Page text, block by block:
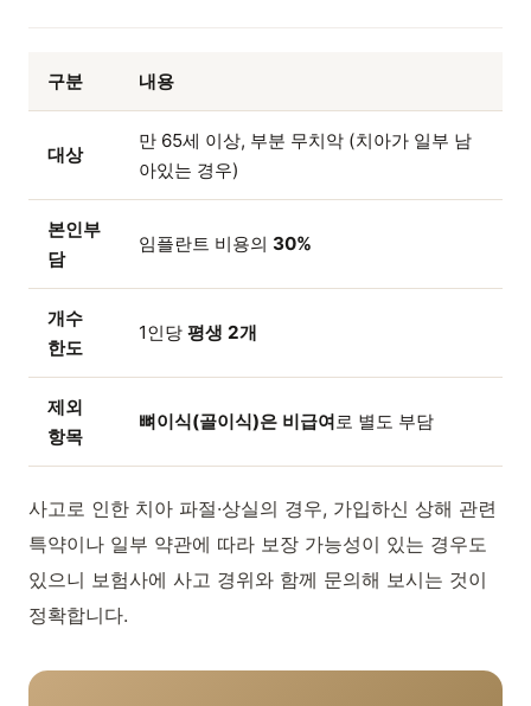
구분 내용
대상
만 65세 이상, 부분 무치악 (치아가 일부 남
아있는 경우)
본인부
담
임플란트 비용의 30%
개수
한도
1인당 평생 2개
제외
항목
뼈이식(골이식)은 비급여로 별도 부담
사고로 인한 치아 파절·상실의 경우, 가입하신 상해 관련
특약이나 일부 약관에 따라 보장 가능성이 있는 경우도
있으니 보험사에 사고 경위와 함께 문의해 보시는 것이
정확합니다.